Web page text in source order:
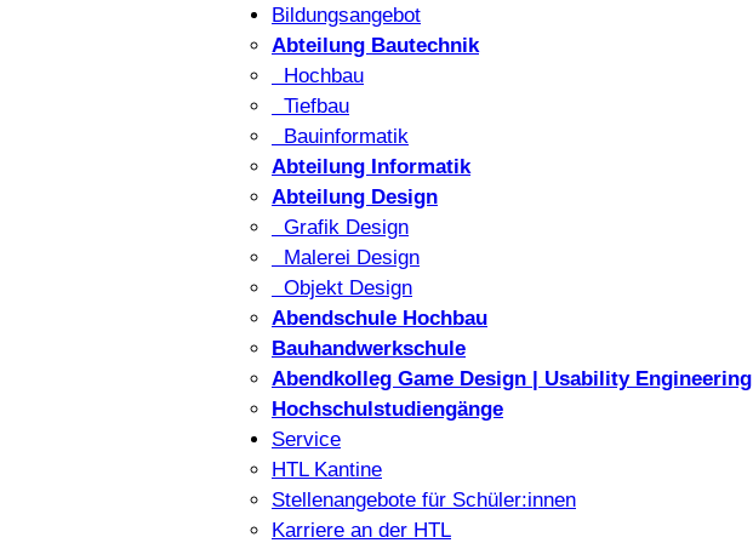
Bildungsangebot
Abteilung Bautechnik
Hochbau
Tiefbau
Bauinformatik
Abteilung Informatik
Abteilung Design
Grafik Design
Malerei Design
Objekt Design
Abendschule Hochbau
Bauhandwerkschule
Abendkolleg Game Design | Usability Engineering
Hochschulstudiengänge
Service
HTL Kantine
Stellenangebote für Schüler:innen
Karriere an der HTL